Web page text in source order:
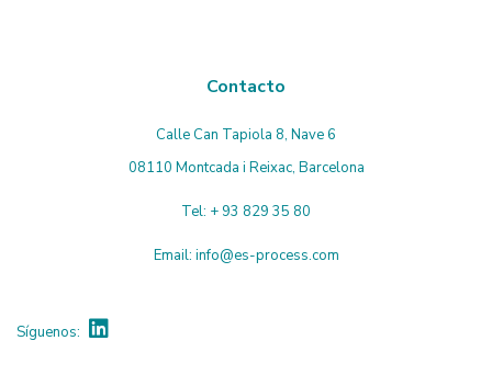
Contacto
Calle Can Tapiola 8, Nave 6
08110 Montcada i Reixac, Barcelona
Tel: + 93 829 35 80
Email: info@es-process.com
Síguenos: